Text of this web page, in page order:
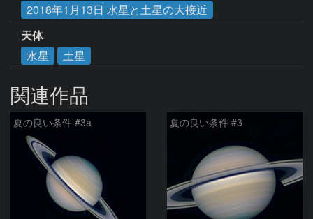
2018年1月13日 水星と土星の大接近
天体
水星
土星
関連作品
夏の良い条件 #3a 夏の良い条件 #3